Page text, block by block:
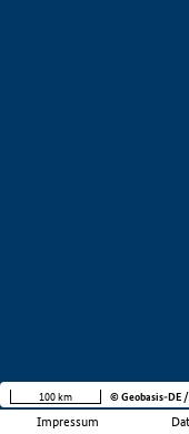
Impressum
100 km © Geobasis-DE /